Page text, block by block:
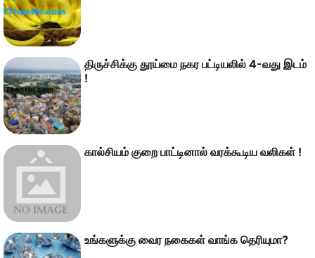
திருச்சிக்கு தூய்மை நகர பட்டியலில் 4-வது இடம்
!
கால்சியம் குறை பாட்டினால் வரக்கூடிய வலிகள் !
உங்களுக்கு வைர நகைகள் வாங்க தெரியுமா?